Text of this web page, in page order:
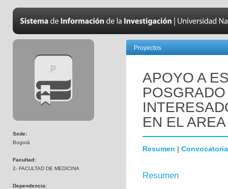
Sede:
Bogotá
Facultad:
2- FACULTAD DE MEDICINA
Dependencia:
Proyectos
APOYO A
EN EL
Resumen | Convocatoria
Resumen